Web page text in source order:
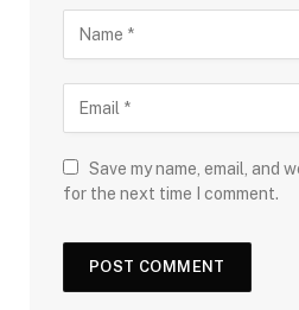
Save my name, email, and
for the next time I comment.